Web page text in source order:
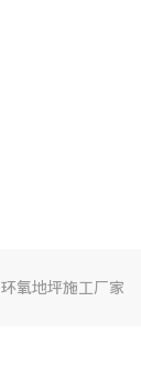
环氧地坪施工厂家